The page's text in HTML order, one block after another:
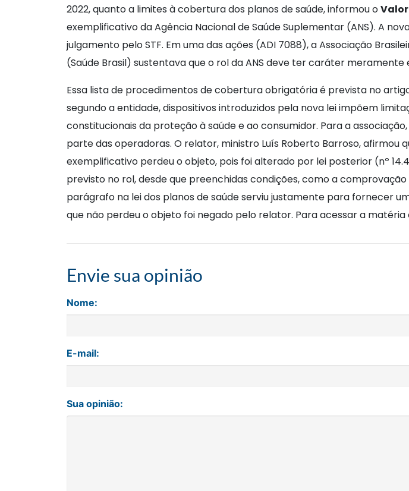
2022, quanto a limites à cobertura dos planos de saúde, informou o
exemplificativo da Agência Nacional de Saúde Suplementar (ANS). A
julgamento pelo STF. Em uma das ações (ADI 7088), a Associação
(Saúde Brasil) sustentava que o rol da ANS deve ter caráter
Essa lista de procedimentos de cobertura obrigatória é prevista no
segundo a entidade, dispositivos introduzidos pela nova lei impõem
constitucionais da proteção à saúde e ao consumidor. Para a
parte das operadoras. O relator, ministro Luís Roberto Barroso,
exemplificativo perdeu o objeto, pois foi alterado por lei posterior (nº
previsto no rol, desde que preenchidas condições, como a
parágrafo na lei dos planos de saúde serviu justamente para fornecer
que não perdeu o objeto foi negado pelo relator. Para acessar a
Envie sua opinião
Nome:
E-mail:
Sua opinião: